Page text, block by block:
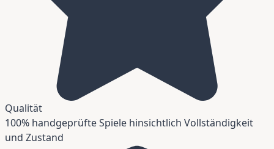
Qualität
100% handgeprüfte Spiele hinsichtlich Vollständigkeit
und Zustand